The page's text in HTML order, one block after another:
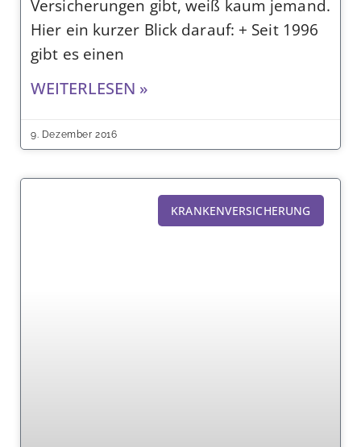
Versicherungen gibt, weiß kaum jemand.
Hier ein kurzer Blick darauf: + Seit 1996
gibt es einen
WEITERLESEN »
9. Dezember 2016
KRANKENVERSICHERUNG